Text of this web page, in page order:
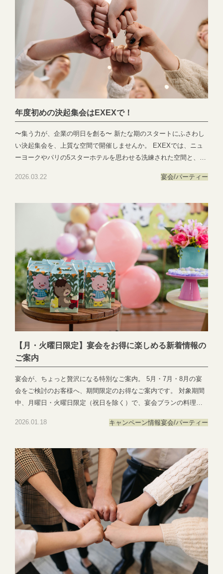
機材操作や進行のリハーサルなど、専門スタッフが徹底的にサポ
ート。幹事様の「不安」を「安心」へと変えます。 9月〜11月
は、周年パーティーや方針発表会などで特にご予約が重なる時期
です。今ならまだ日程の選択肢もございますので、設備の確認や
会場見学など、お早めにご相談ください。 皆様の大切な節目が、
より鮮やかに、より豊かな一日となりますよう、心を込めてお手
伝いいたします。 ◎宴会・懇親会のご予約・お問い合わせはこち
ら 📞：058-214-2066 ✉️：https://lin.ee/VQpBSX4
年度初めの決起集会はEXEXで！
〜集う力が、企業の明日を創る〜 新たな期のスタートにふさわし
い決起集会を、上質な空間で開催しませんか。 EXEXでは、ニュ
ーヨークやパリの5スターホテルを思わせる洗練された空間と、幅
に演出いたします。 駅近でありながら落ち着いた環境に位置し、
業様の想いを形にするご宴会を、スタッフ一同心を込めてお手伝
に、EXEXで印象に残る決起集会をご検討ください。 📞 ご予約・
お問い合わせはこちら：058-214-2066 お問い合わせ：
https://exexparty.jp/contact/
2026.03.22 宴会/パーティー
【月・火曜日限定】宴会をお得に楽しめる新着情報の
ご案内
宴会が、ちょっと贅沢になる特別なご案内。 5月・7月・8月の宴
会をご検討のお客様へ、期間限定のお得なご案内です。 対象期間
中、月曜日・火曜日限定（祝日を除く）で、宴会プランの料理お
やご友人同士のお集まりなど、ワンランク上の宴会をお楽しみい
軽にお問い合わせください。 その際、「グレードUPのHPを見ま
した」とお伝えいただきますと、スムーズにご案内が可能です。
皆さまからのお問い合わせを心よりお待ちしております。 📞 ご予
約・お問い合わせはこちら：058-214-2066 お問い合わせ：
https://exexparty.jp/contact/
2026.01.18 キャンペーン情報宴会/パーティー